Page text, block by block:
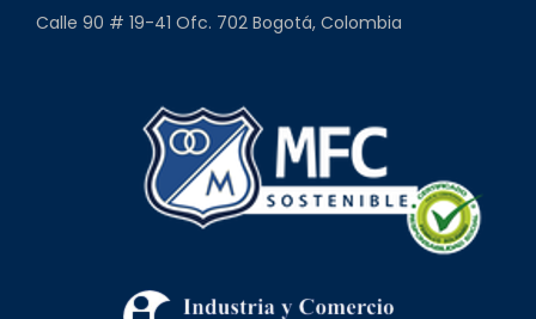
Calle 90 # 19-41 Ofc. 702 Bogotá, Colombia